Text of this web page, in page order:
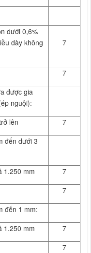
dưới 0,6%
dày không
7
7
được gia
nguội):
lên 7
đến dưới 3
1.250 mm
7
7
đến 1 mm:
1.250 mm
7
7